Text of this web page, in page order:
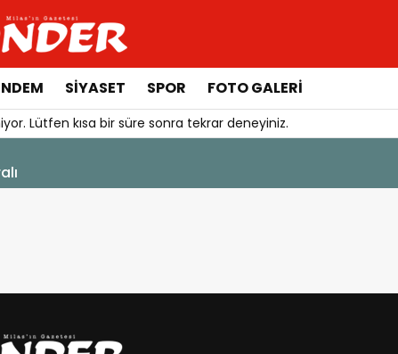
SİYASET SPOR FOTO GALERİ
Lütfen kısa bir süre sonra tekrar deneyiniz.